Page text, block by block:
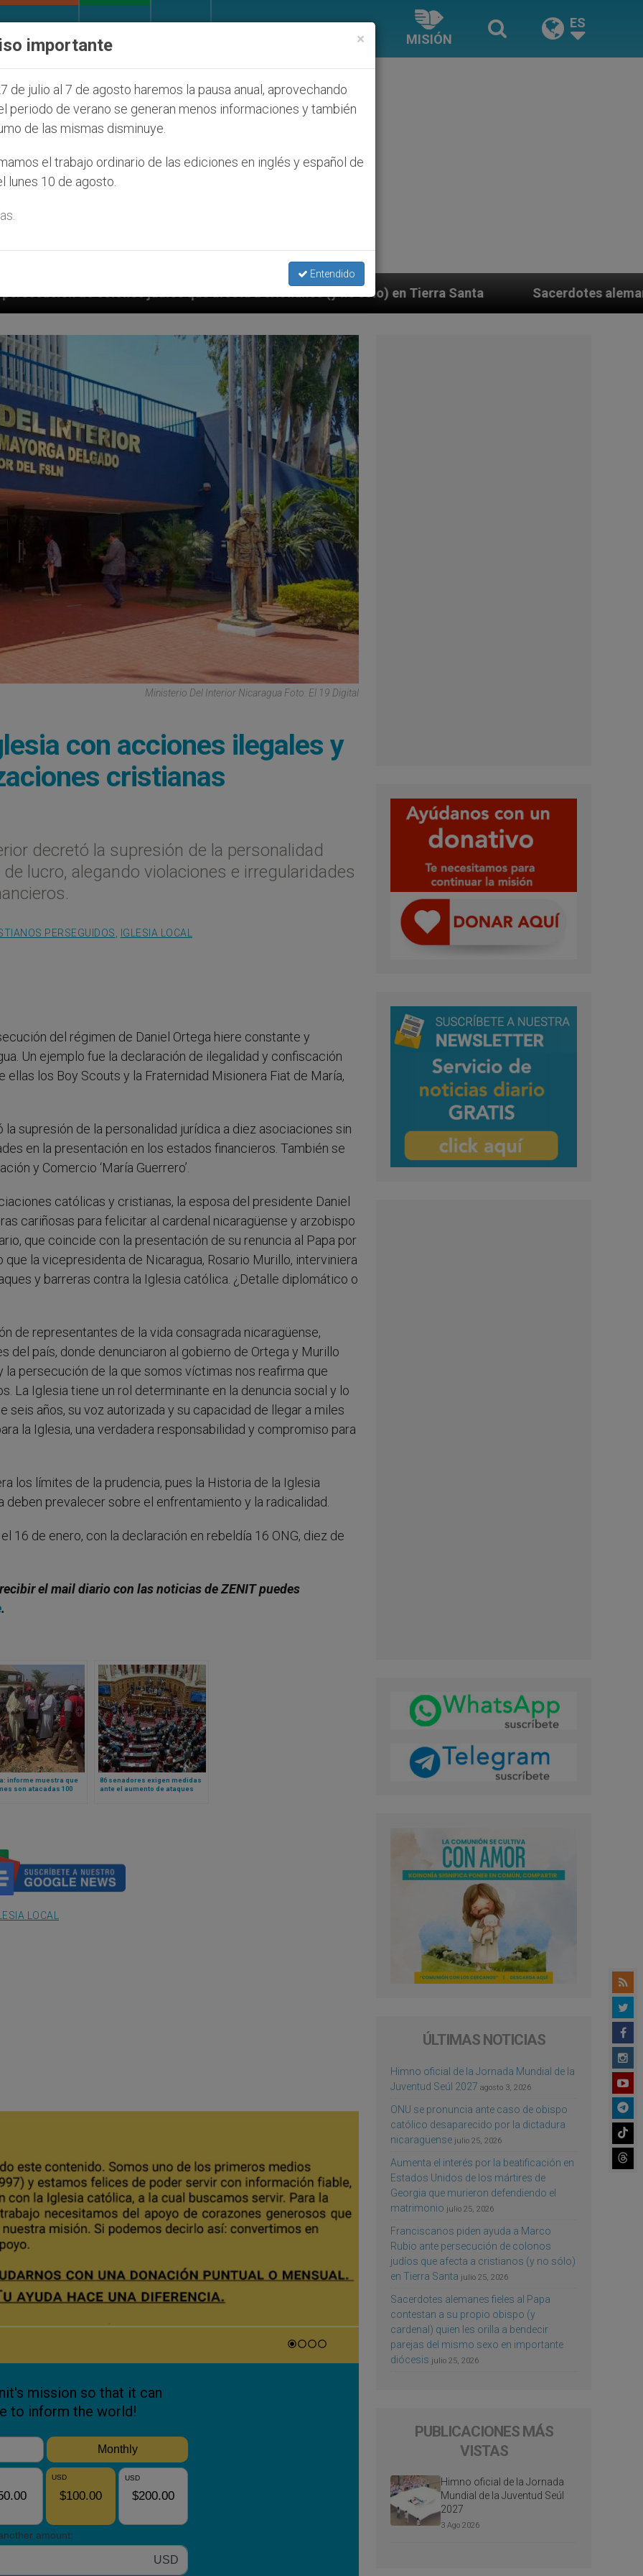
MISIÓN
ES
que afecta a cristianos (y no sólo) en Tierra Santa Sacerdotes alemanes fieles al Papa
Ministerio Del Interior Nicaragua Foto: El 19 Digital
con acciones ilegales y
cristianas
decretó la supresión de la personalidad
lucro, alegando violaciones e irregularidades
PERSEGUIDOS IGLESIA LOCAL
del régimen de Daniel Ortega hiere constante y
Un ejemplo fue la declaración de ilegalidad y confiscación
los Boy Scouts y la Fraternidad Misionera Fiat de María,
supresión de la personalidad jurídica a diez asociaciones sin
en la presentación en los estados financieros. También se
y Comercio ‘María Guerrero’.
católicas y cristianas, la esposa del presidente Daniel
cariñosas para felicitar al cardenal nicaragüense y arzobispo
que coincide con la presentación de su renuncia al Papa por
la vicepresidenta de Nicaragua, Rosario Murillo, interviniera
y barreras contra la Iglesia católica. ¿Detalle diplomático o
de representantes de la vida consagrada nicaragüense,
del país, donde denunciaron al gobierno de Ortega y Murillo
la persecución de la que somos víctimas nos reafirma que
La Iglesia tiene un rol determinante en la denuncia social y lo
años, su voz autorizada y su capacidad de llegar a miles
la Iglesia, una verdadera responsabilidad y compromiso para
los límites de la prudencia, pues la Historia de la Iglesia
deben prevalecer sobre el enfrentamiento y la radicalidad.
16 de enero, con la declaración en rebeldía 16 ONG, diez de
el mail diario con las noticias de ZENIT puedes
.
informe muestra que
son atacadas 100
86 senadores exigen medidas
ante el aumento de ataques
LOCAL
ÚLTIMAS NOTICIAS
Himno oficial de la Jornada Mundial de la
Juventud Seúl 2027 agosto 3, 2026
ONU se pronuncia ante caso de obispo
católico desaparecido por la dictadura
nicaragüense julio 25, 2026
Aumenta el interés por la beatificación en
Estados Unidos de los mártires de
Georgia que murieron defendiendo el
matrimonio julio 25, 2026
Franciscanos piden ayuda a Marco
Rubio ante persecución de colonos
judíos que afecta a cristianos (y no sólo)
en Tierra Santa julio 25, 2026
Sacerdotes alemanes fieles al Papa
contestan a su propio obispo (y
cardenal) quien les orilla a bendecir
parejas del mismo sexo en importante
diócesis julio 25, 2026
PUBLICACIONES MÁS
VISTAS
Himno oficial de la Jornada
Mundial de la Juventud Seúl
2027
3 Ago 2026
×
importante
de julio al 7 de agosto haremos la pausa anual, aprovechando
periodo de verano se generan menos informaciones y también
de las mismas disminuye.
el trabajo ordinario de las ediciones en inglés y español de
lunes 10 de agosto.
Entendido